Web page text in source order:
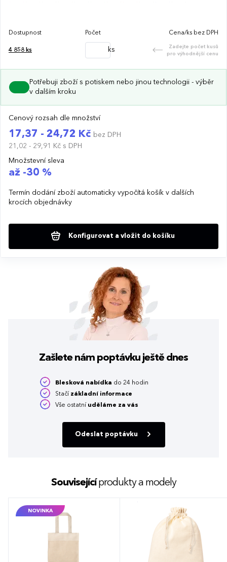
Dostupnost Počet Cena/ks bez DPH
4 858 ks ks
Zadejte počet kusů
pro výhodnější cenu
Potřebuji zboží s potiskem nebo jinou technologii - výběr
v dalším kroku
Cenový rozsah dle množství
17,37 - 24,72 Kč bez DPH
21,02 - 29,91 Kč s DPH
Množstevní sleva
až -30 %
Termín dodání zboží automaticky vypočítá košík v dalších
krocích objednávky
Konfigurovat a vložit do košíku
Zašlete nám poptávku ještě dnes
Blesková nabídka do 24 hodin
Stačí základní informace
Vše ostatní uděláme za vás
Odeslat poptávku
Souvisejícíprodukty a modely
NOVINKA